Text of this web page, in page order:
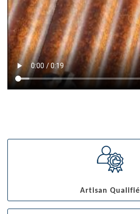
Artisan Qualifié